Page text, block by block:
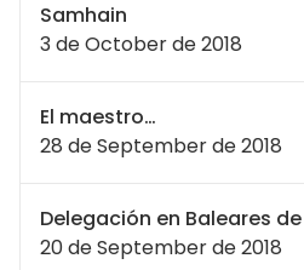
Samhain
3 de October de 2018
El maestro…
28 de September de 2018
Delegación en Baleares de
20 de September de 2018